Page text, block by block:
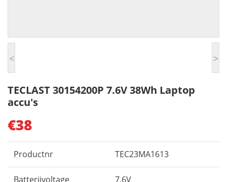
< >
TECLAST 30154200P 7.6V 38Wh Laptop
accu's
€38
Productnr TEC23MA1613
Batterijvoltage 7.6V